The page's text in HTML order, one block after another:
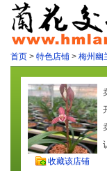
首页 > 特色店铺 > 梅州幽
收藏该店铺